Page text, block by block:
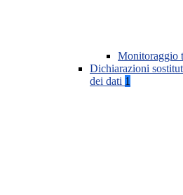
Monitoraggio
Dichiarazioni
dei dati 1